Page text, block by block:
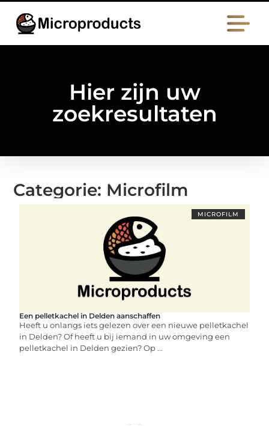
Hier zijn uw
zoekresultaten
Categorie: Microfilm
MICROFILM
Een pelletkachel in Delden aanschaffen
Heeft u onlangs iets gelezen over een nieuwe pelletkachel
in Delden? Of heeft u bij iemand in uw omgeving een
pelletkachel in Delden gezien? Op ...